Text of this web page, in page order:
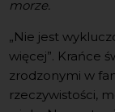
morze.
„Nie jest
więcej”. Krańce
zrodzonymi w
rzeczywistości,